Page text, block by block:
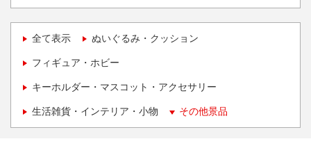
全て表示 ぬいぐるみ・クッション
フィギュア・ホビー
キーホルダー・マスコット・アクセサリー
生活雑貨・インテリア・小物 その他景品